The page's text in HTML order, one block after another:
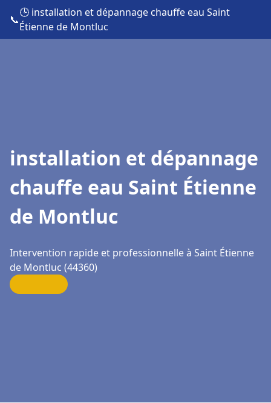
📞
🕒 installation et dépannage chauffe eau Saint
Étienne de Montluc
installation et dépannage
chauffe eau Saint Étienne
de Montluc
Intervention rapide et professionnelle à Saint Étienne
de Montluc (44360)